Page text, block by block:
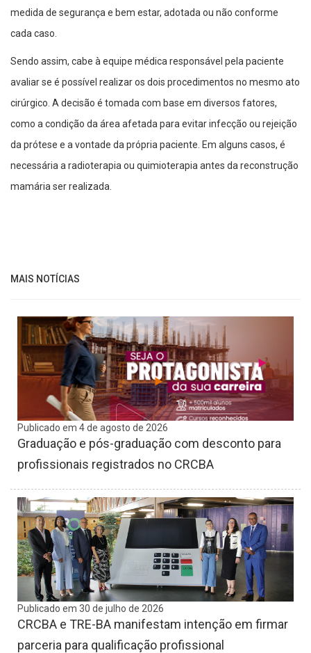
medida de segurança e bem estar, adotada ou não conforme
cada caso.
Sendo assim, cabe à equipe médica responsável pela paciente
avaliar se é possível realizar os dois procedimentos no mesmo ato
cirúrgico. A decisão é tomada com base em diversos fatores,
como a condição da área afetada para evitar infecção ou rejeição
da prótese e a vontade da própria paciente. Em alguns casos, é
necessária a radioterapia ou quimioterapia antes da reconstrução
mamária ser realizada.
MAIS NOTÍCIAS
Publicado em 4 de agosto de 2026
Graduação e pós-graduação com desconto para
profissionais registrados no CRCBA
Publicado em 30 de julho de 2026
CRCBA e TRE-BA manifestam intenção em firmar
parceria para qualificação profissional